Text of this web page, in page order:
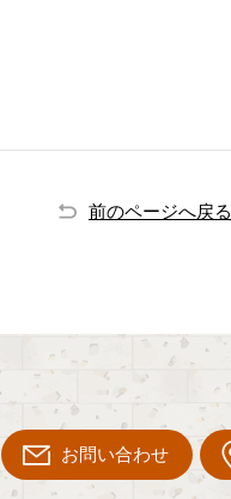
前のページへ戻る
お問い合わせ